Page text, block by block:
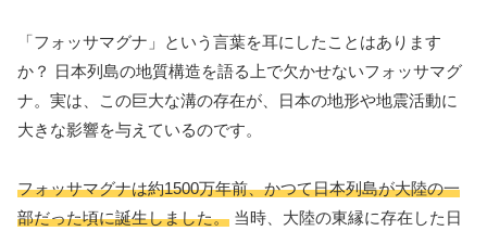
「フォッサマグナ」という言葉を耳にしたことはあります
か？ 日本列島の地質構造を語る上で欠かせないフォッサマグ
ナ。実は、この巨大な溝の存在が、日本の地形や地震活動に
大きな影響を与えているのです。
フォッサマグナは約1500万年前、かつて日本列島が大陸の一
部だった頃に誕生しました。 当時、大陸の東縁に存在した日